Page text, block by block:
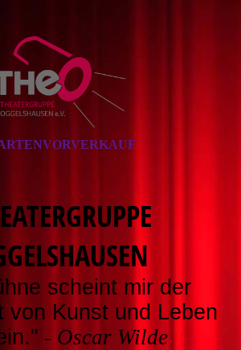
scheint mir der
von Kunst und Leben
- Oscar Wilde